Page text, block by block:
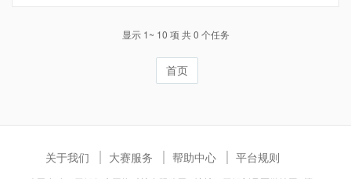
显示 1~ 10 项 共 0 个任务
首页
关于我们 大赛服务 帮助中心 平台规则